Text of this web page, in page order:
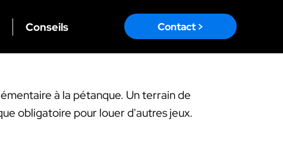
Conseils Contact >
à la pétanque. Un terrain de
obligatoire pour louer d'autres jeux.